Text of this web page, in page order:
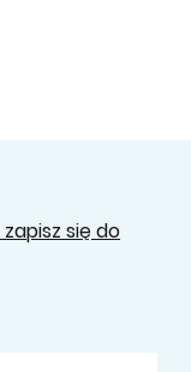
zapisz się do